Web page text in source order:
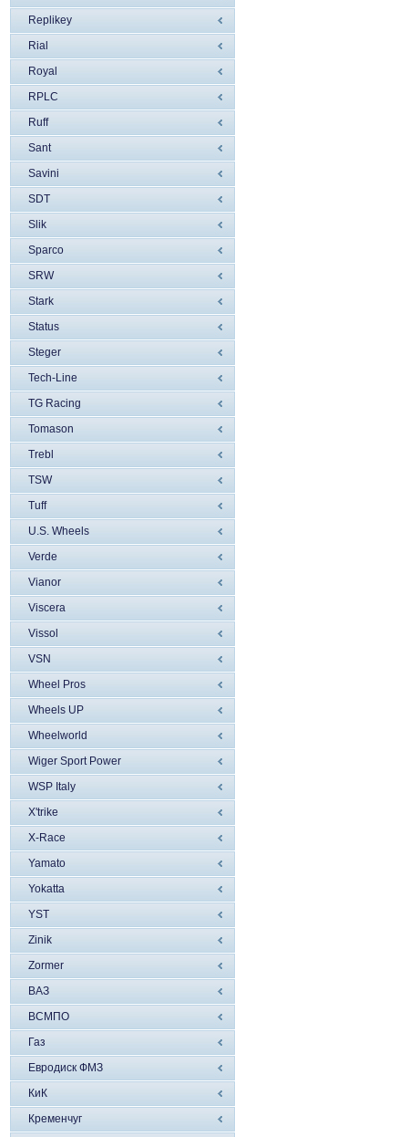
Replikey
Rial
Royal
RPLC
Ruff
Sant
Savini
SDT
Slik
Sparco
SRW
Stark
Status
Steger
Tech-Line
TG Racing
Tomason
Trebl
TSW
Tuff
U.S. Wheels
Verde
Vianor
Viscera
Vissol
VSN
Wheel Pros
Wheels UP
Wheelworld
Wiger Sport Power
WSP Italy
X'trike
X-Race
Yamato
Yokatta
YST
Zinik
Zormer
ВАЗ
ВСМПО
Газ
Евродиск ФМЗ
КиК
Кременчуг